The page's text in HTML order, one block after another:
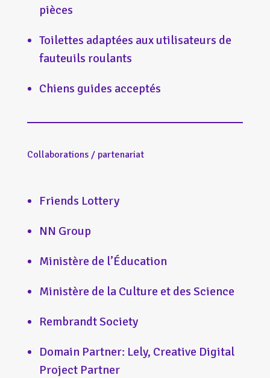
pièces
Toilettes adaptées aux utilisateurs de
fauteuils roulants
Chiens guides acceptés
Collaborations / partenariat
Friends Lottery
NN Group
Ministère de l’Éducation
Ministère de la Culture et des Science
Rembrandt Society
Domain Partner: Lely, Creative Digital
Project Partner